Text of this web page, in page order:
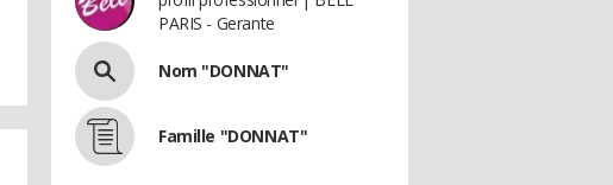
PARIS - Gerante
Nom "DONNAT"
Famille "DONNAT"